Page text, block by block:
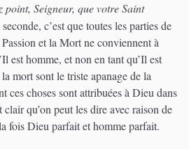
point, Seigneur, que votre Saint
c’est que toutes les parties de
et la Mort ne conviennent à
est homme, et non en tant qu’Il est
mort sont le triste apanage de la
ces choses sont attribuées à Dieu dans
qu’on peut les dire avec raison de
fois Dieu parfait et homme parfait.